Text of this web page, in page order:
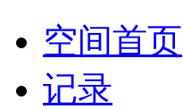
空间首页
记录